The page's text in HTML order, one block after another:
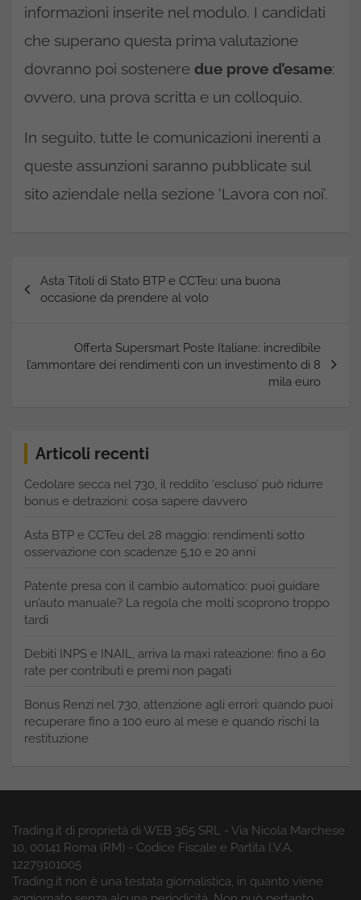
informazioni inserite nel modulo. I candidati
che superano questa prima valutazione
dovranno poi sostenere due prove d’esame:
ovvero, una prova scritta e un colloquio.
In seguito, tutte le comunicazioni inerenti a
queste assunzioni saranno pubblicate sul
sito aziendale nella sezione ‘Lavora con noi’.
articoli
Asta Titoli di Stato BTP e CCTeu: una buona
occasione da prendere al volo
Offerta Supersmart Poste Italiane: incredibile
l’ammontare dei rendimenti con un investimento di 8
mila euro
Articoli recenti
Cedolare secca nel 730, il reddito ‘escluso’ può ridurre
bonus e detrazioni: cosa sapere davvero
Asta BTP e CCTeu del 28 maggio: rendimenti sotto
osservazione con scadenze 5,10 e 20 anni
Patente presa con il cambio automatico: puoi guidare
un’auto manuale? La regola che molti scoprono troppo
tardi
Debiti INPS e INAIL, arriva la maxi rateazione: fino a 60
rate per contributi e premi non pagati
Bonus Renzi nel 730, attenzione agli errori: quando puoi
recuperare fino a 100 euro al mese e quando rischi la
restituzione
Trading.it di proprietà di WEB 365 SRL - Via Nicola Marchese
10, 00141 Roma (RM) - Codice Fiscale e Partita I.V.A.
12279101005
Trading.it non è una testata giornalistica, in quanto viene